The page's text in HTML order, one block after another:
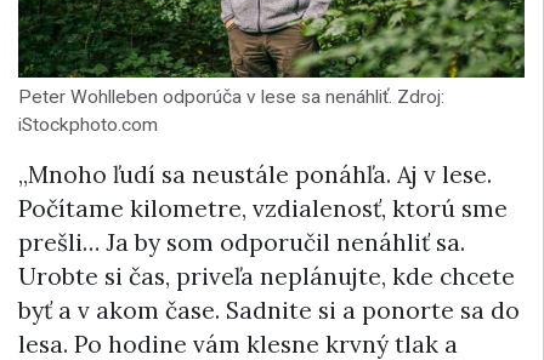
Peter Wohlleben odporúča v lese sa nenáhliť. Zdroj:
iStockphoto.com
„Mnoho ľudí sa neustále ponáhľa. Aj v lese.
Počítame kilometre, vzdialenosť, ktorú sme
prešli… Ja by som odporučil nenáhliť sa.
Urobte si čas, priveľa neplánujte, kde chcete
byť a v akom čase. Sadnite si a ponorte sa do
lesa. Po hodine vám klesne krvný tlak a